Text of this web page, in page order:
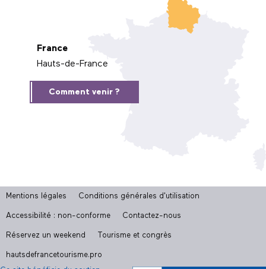
France
Hauts-de-France
Comment venir ?
Mentions légales Conditions générales d'utilisation
Accessibilité : non-conforme Contactez-nous
Réservez un weekend Tourisme et congrès
hautsdefrancetourisme.pro